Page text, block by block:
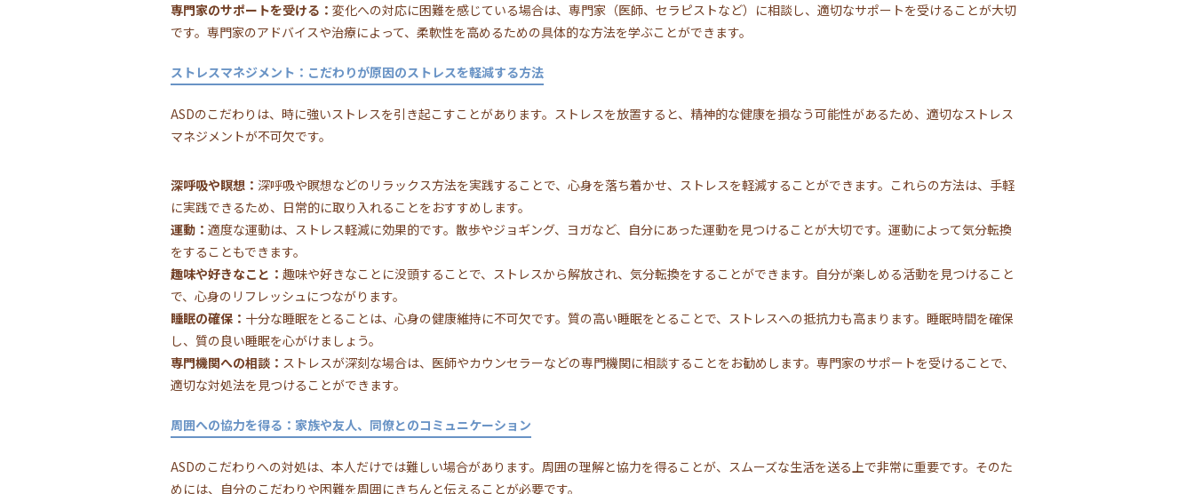
専門家のサポートを受ける： 変化への対応に困難を感じている場合は、専門家（医師、セラピストなど）に相談し、適切なサポートを受けることが大切
です。専門家のアドバイスや治療によって、柔軟性を高めるための具体的な方法を学ぶことができます。
ストレスマネジメント：こだわりが原因のストレスを軽減する方法
ASDのこだわりは、時に強いストレスを引き起こすことがあります。ストレスを放置すると、精神的な健康を損なう可能性があるため、適切なストレス
マネジメントが不可欠です。
深呼吸や瞑想： 深呼吸や瞑想などのリラックス方法を実践することで、心身を落ち着かせ、ストレスを軽減することができます。これらの方法は、手軽
に実践できるため、日常的に取り入れることをおすすめします。
運動： 適度な運動は、ストレス軽減に効果的です。散歩やジョギング、ヨガなど、自分にあった運動を見つけることが大切です。運動によって気分転換
をすることもできます。
趣味や好きなこと： 趣味や好きなことに没頭することで、ストレスから解放され、気分転換をすることができます。自分が楽しめる活動を見つけること
で、心身のリフレッシュにつながります。
睡眠の確保： 十分な睡眠をとることは、心身の健康維持に不可欠です。質の高い睡眠をとることで、ストレスへの抵抗力も高まります。睡眠時間を確保
し、質の良い睡眠を心がけましょう。
専門機関への相談： ストレスが深刻な場合は、医師やカウンセラーなどの専門機関に相談することをお勧めします。専門家のサポートを受けることで、
適切な対処法を見つけることができます。
周囲への協力を得る：家族や友人、同僚とのコミュニケーション
ASDのこだわりへの対処は、本人だけでは難しい場合があります。周囲の理解と協力を得ることが、スムーズな生活を送る上で非常に重要です。そのた
めには、自分のこだわりや困難を周囲にきちんと伝えることが必要です。